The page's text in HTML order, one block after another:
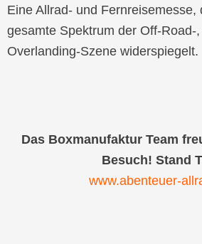
Eine Allrad- und Fernreisemesse,
gesamte Spektrum der Off-Road-
Overlanding-Szene widerspiegelt.
Das Boxmanufaktur Team
Besuch! Stand
www.abenteuer-